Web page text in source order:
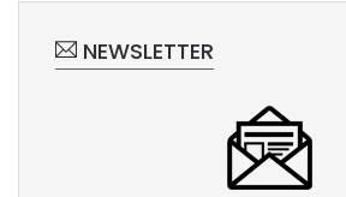
NEWSLETTER